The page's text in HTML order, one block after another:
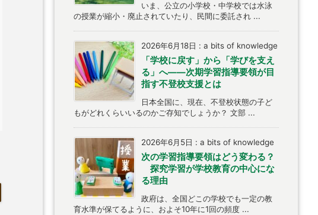
いま、公立の小学校・中学校では水泳
の授業が縮小・廃止されていたり、民間に委託され ...
2026年6月18日 : a bits of knowledge
「学校に戻す」から「学びを支え
る」へ――次期学習指導要領が目
指す不登校支援とは
日本全国に、現在、不登校状態の子ど
もがどれくらいいるのかご存知でしょうか？ 文部 ...
2026年6月5日 : a bits of knowledge
次の学習指導要領はどう変わる？
探究学習が学校教育の中心にな
る理由
政府は、全国どこの学校でも一定の教
育水準が保てるように、およそ10年に1回の頻度 ...